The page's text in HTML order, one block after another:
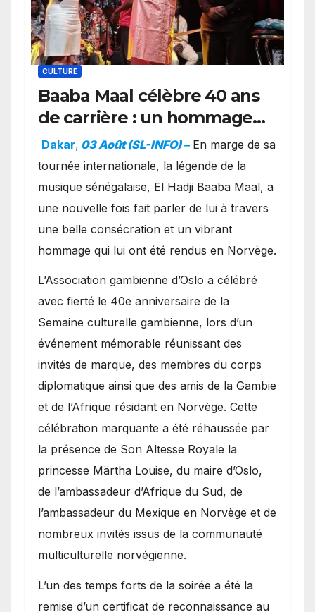
CULTURE
Baaba Maal célèbre 40 ans
de carrière : un hommage
exceptionnel à Oslo en
présence de la famille
royale.
Dakar, 03 Août (SL-INFO) – ​En marge de sa
tournée internationale, la légende de la
musique sénégalaise, El Hadji Baaba Maal, a
une nouvelle fois fait parler de lui à travers
une belle consécration et un vibrant
hommage qui lui ont été rendus en Norvège.
​L’Association gambienne d’Oslo a célébré
avec fierté le 40e anniversaire de la
Semaine culturelle gambienne, lors d’un
événement mémorable réunissant des
invités de marque, des membres du corps
diplomatique ainsi que des amis de la Gambie
et de l’Afrique résidant en Norvège. Cette
célébration marquante a été réhaussée par
la présence de Son Altesse Royale la
princesse Märtha Louise, du maire d’Oslo,
de l’ambassadeur d’Afrique du Sud, de
l’ambassadeur du Mexique en Norvège et de
nombreux invités issus de la communauté
multiculturelle norvégienne.
​L’un des temps forts de la soirée a été la
remise d’un certificat de reconnaissance au